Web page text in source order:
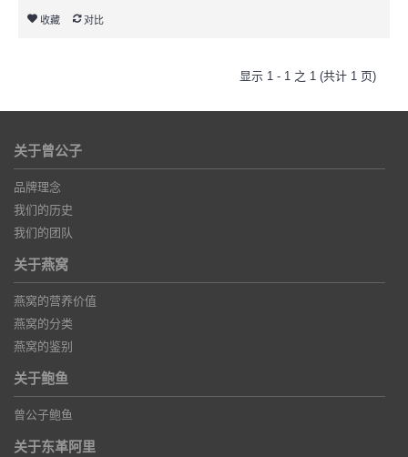
收藏 对比
显示 1 - 1 之 1 (共计 1 页)
关于曾公子
品牌理念
我们的历史
我们的团队
关于燕窝
燕窝的营养价值
燕窝的分类
燕窝的鉴别
关于鲍鱼
曾公子鲍鱼
关于东革阿里